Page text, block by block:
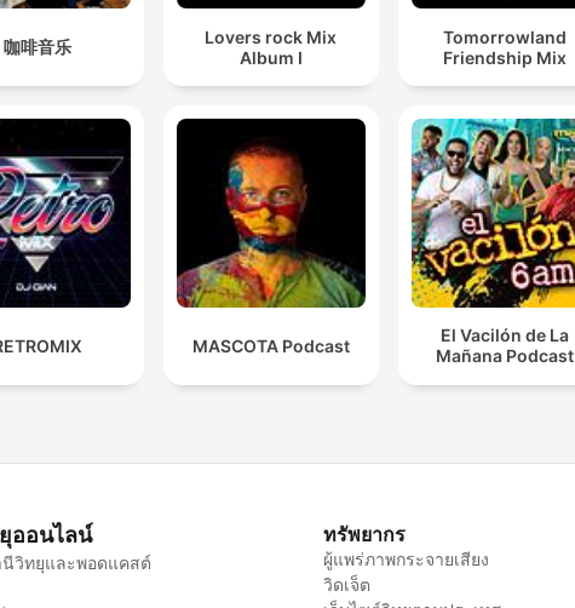
咖啡音乐
Lovers rock Mix
Album I
Tomorrowland
Friendship Mix
MASCOTA Podcast
El Vacilón de La
Mañana Podcast
ออนไลน์
วิทยุและพอดแคสต์
ทรัพยากร
ผู้แพร่ภาพกระจายเสียง
วิดเจ็ต